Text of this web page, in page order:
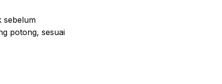
sebelum
potong, sesuai